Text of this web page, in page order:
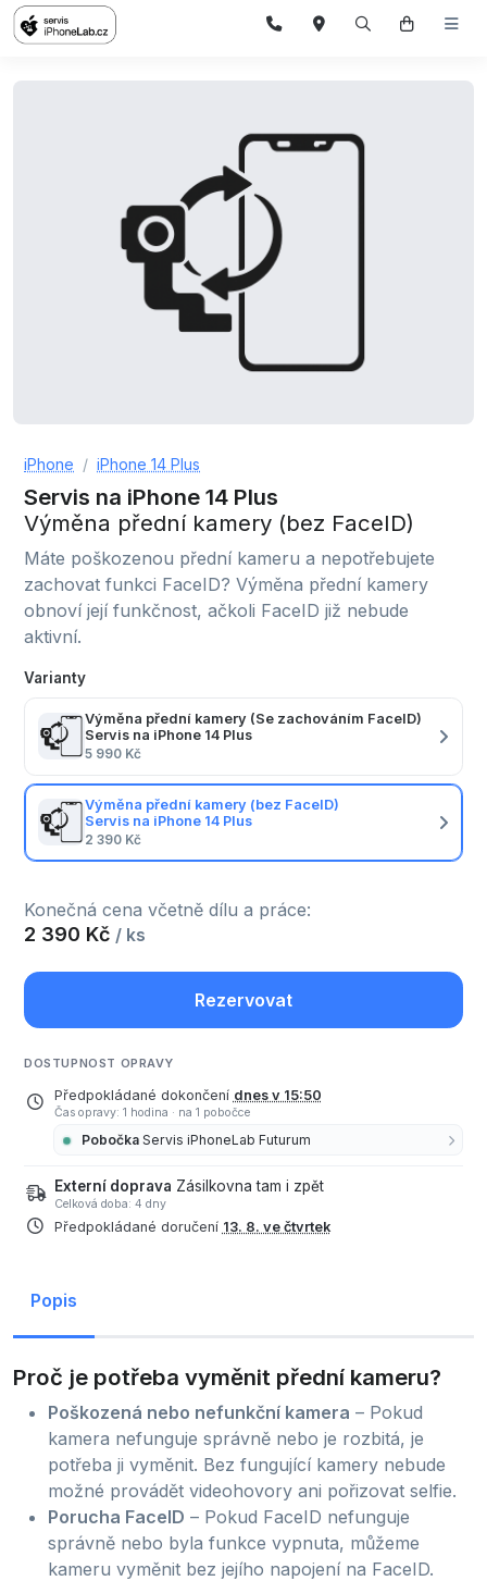
iPhone iPhone 14 Plus
Servis na iPhone 14 Plus
Výměna přední kamery (bez FaceID)
Máte poškozenou přední kameru a nepotřebujete
zachovat funkci FaceID? Výměna přední kamery
obnoví její funkčnost, ačkoli FaceID již nebude
aktivní.
Varianty
Výměna přední kamery (Se zachováním FaceID)
Servis na iPhone 14 Plus
5 990 Kč
Výměna přední kamery (bez FaceID)
Servis na iPhone 14 Plus
2 390 Kč
Konečná cena včetně dílu a práce:
2 390 Kč / ks
Rezervovat
DOSTUPNOST OPRAVY
Předpokládané dokončení dnes v 15:50
Čas opravy: 1 hodina · na 1 pobočce
Pobočka Servis iPhoneLab Futurum
Externí doprava Zásilkovna tam i zpět
Celková doba: 4 dny
Předpokládané doručení 13. 8. ve čtvrtek
Popis
Proč je potřeba vyměnit přední kameru?
Poškozená nebo nefunkční kamera – Pokud
kamera nefunguje správně nebo je rozbitá, je
potřeba ji vyměnit. Bez fungující kamery nebude
možné provádět videohovory ani pořizovat selfie.
Porucha FaceID – Pokud FaceID nefunguje
správně nebo byla funkce vypnuta, můžeme
kameru vyměnit bez jejího napojení na FaceID.